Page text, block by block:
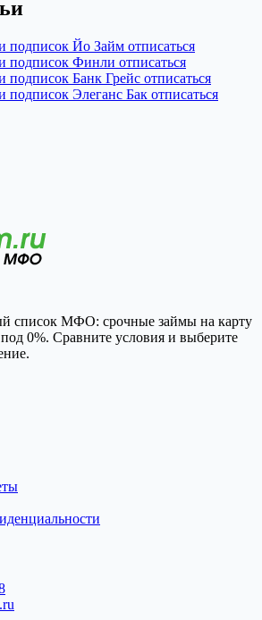
подписок Йо Займ отписаться
подписок Финли отписаться
подписок Банк Грейс отписаться
подписок Элеганс Бак отписаться
список МФО: срочные займы на карту
0%. Сравните условия и выберите